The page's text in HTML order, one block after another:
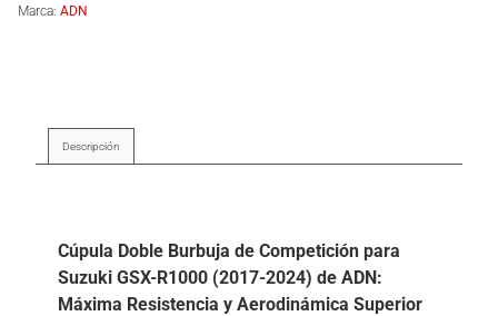
Marca: ADN
Descripción
Cúpula Doble Burbuja de Competición para
Suzuki GSX-R1000 (2017-2024) de ADN:
Máxima Resistencia y Aerodinámica Superior